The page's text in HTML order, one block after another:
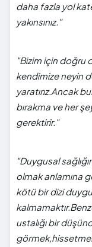
daha fazla yol
yakınsınız."
"Bizim için doğru
kendimize neyin
yaratırız.Ancak
bırakma ve her
gerektirir."
"Duygusal
olmak anlamına
kötü bir dizi
ustalığı bir